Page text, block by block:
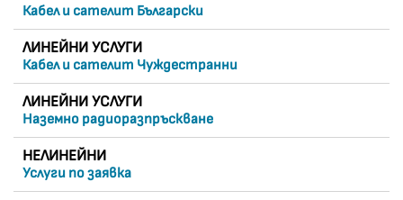
Кабел и сателит Български
ЛИНЕЙНИ УСЛУГИ
Кабел и сателит Чуждестранни
ЛИНЕЙНИ УСЛУГИ
Наземно радиоразпръскване
НЕЛИНЕЙНИ
Услуги по заявка